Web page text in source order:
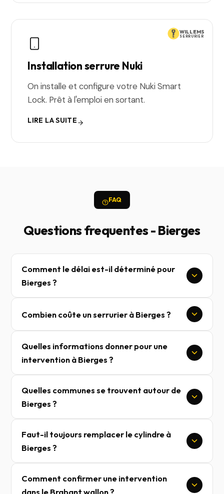
WILLEMS
SERRURIER
Installation serrure Nuki
On installe et configure votre Nuki Smart
Lock. Prêt à l'emploi en sortant.
LIRE LA SUITE
FAQ
Questions frequentes - Bierges
Comment le délai est-il déterminé pour
Bierges ?
Combien coûte un serrurier à Bierges ?
Quelles informations donner pour une
intervention à Bierges ?
Quelles communes se trouvent autour de
Bierges ?
Faut-il toujours remplacer le cylindre à
Bierges ?
Comment confirmer une intervention
dans le Brabant wallon ?